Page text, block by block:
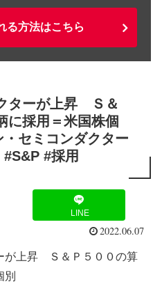
る方法はこちら
ターが上昇 Ｓ＆
に採用＝米国株個
セミコンダクター
#採用
LINE
2022.06.07
が上昇 Ｓ＆Ｐ５００の算
別